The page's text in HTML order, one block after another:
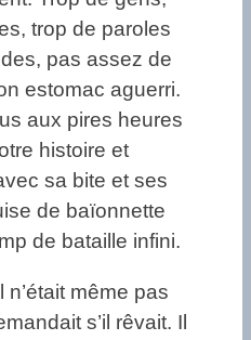
trop de paroles
pas assez de
estomac aguerri.
aux pires heures
histoire et
sa bite et ses
de baïonnette
de bataille infini.
même pas
s’il rêvait. Il